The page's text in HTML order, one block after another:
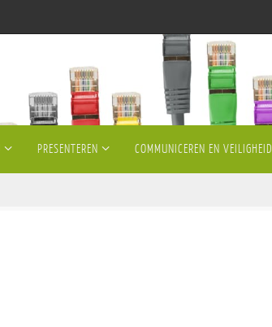
PRESENTEREN COMMUNICEREN EN VEILIGHEID